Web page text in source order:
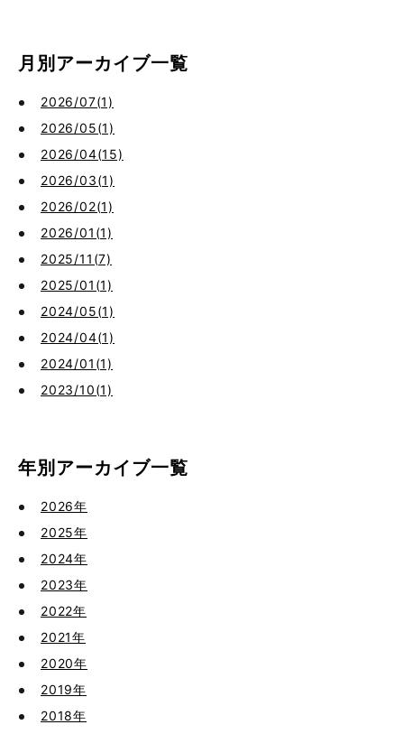
月別アーカイブ一覧
2026/07(1)
2026/05(1)
2026/04(15)
2026/03(1)
2026/02(1)
2026/01(1)
2025/11(7)
2025/01(1)
2024/05(1)
2024/04(1)
2024/01(1)
2023/10(1)
年別アーカイブ一覧
2026年
2025年
2024年
2023年
2022年
2021年
2020年
2019年
2018年